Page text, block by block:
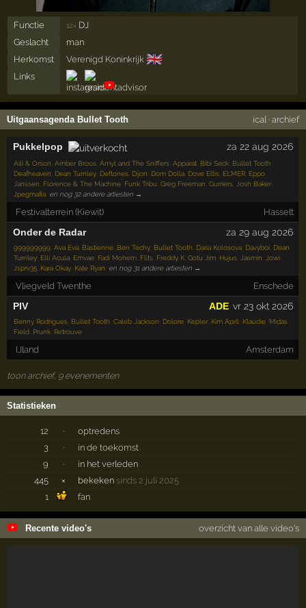
Functie 12× DJ
Geslacht
man
Herkomst
Verenigd Koninkrijk 🇬🇧
Links
Uitgaansagenda Bullet Tooth ical · archief
Pukkelpop za 22 aug 2026
Aili & Orson ,Amber Broos ,Amyl and The Sniffers ,Apparat Bibi Seck Bullet Tooth
Deafheaven Dean Turnley Deftones Dijon Dom Dolla Dove Ellis ELMER Eppo
Janssen Florence & The Machine Funk Tribu ,Greg Freeman ,Gurriers Josh Baker
Jpegmafia en nog 32 andere artiesten →
Festivalterrein (Kiewit) Hasselt
Onder de Radar za 29 aug 2026
999999999 ,Ava Eva Bastienne Ben Techy Bullet Tooth Daria Kolosova Davyboi Dean
Turnley Elli Acula Emvae Fadi Mohem Flits Freddy K ,Gotu Jim Hujus Jasmín Jowi
Jsprv35 Kara Okay Kate Ryan en nog 31 andere artiesten →
Vliegveld Twenthe Enschede
PIV vr 23 okt 2026
ADE
Benny Rodrigues Bullet Tooth ,Caleb Jackson Dolore Kepler Kim April Klaudie Midas
Field Prunk Retrouve
IJland Amsterdam
toon archief, 9 evenementen
Statistieken
12 ·
optredens
3
·
in de toekomst
9
·
in het verleden
445
× bekeken sinds 2 juli 2025
1
fan
Recente video's overzicht van alle video's